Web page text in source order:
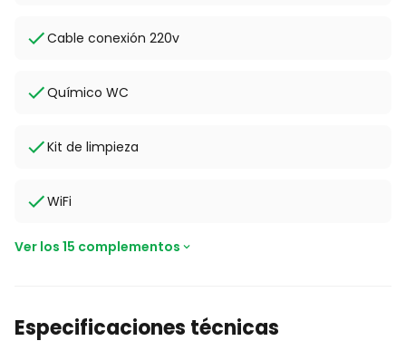
Cable conexión 220v
Químico WC
Kit de limpieza
WiFi
Ver los 15 complementos
Especificaciones técnicas